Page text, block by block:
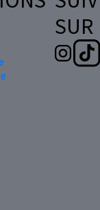
SUR